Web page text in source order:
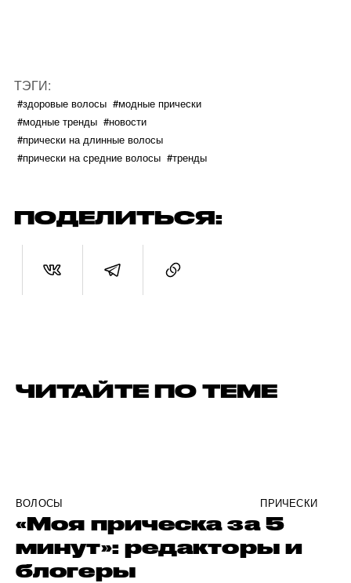
ТЭГИ:
#здоровые волосы #модные прически
#модные тренды #новости
#прически на длинные волосы
#прически на средние волосы #тренды
ПОДЕЛИТЬСЯ:
ЧИТАЙТЕ ПО ТЕМЕ
ВОЛОСЫ ПРИЧЕСКИ
«Моя прическа за 5
минут»: редакторы и
блогеры